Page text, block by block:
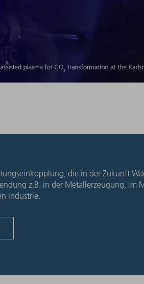
die in der Zukunft
z.B. in der Metallerzeugung, im
Industrie.